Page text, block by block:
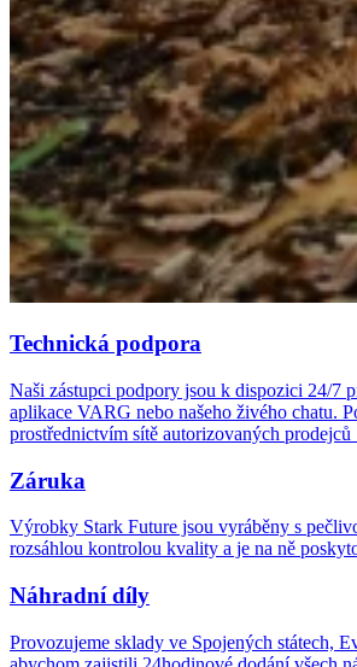
Technická podpora
Naši zástupci podpory jsou k dispozici 24/7
aplikace VARG nebo našeho živého chatu.
prostřednictvím sítě autorizovaných prodejců
Záruka
Výrobky Stark Future jsou vyráběny s
rozsáhlou kontrolou kvality a je na ně
Náhradní díly
Provozujeme sklady ve Spojených státech,